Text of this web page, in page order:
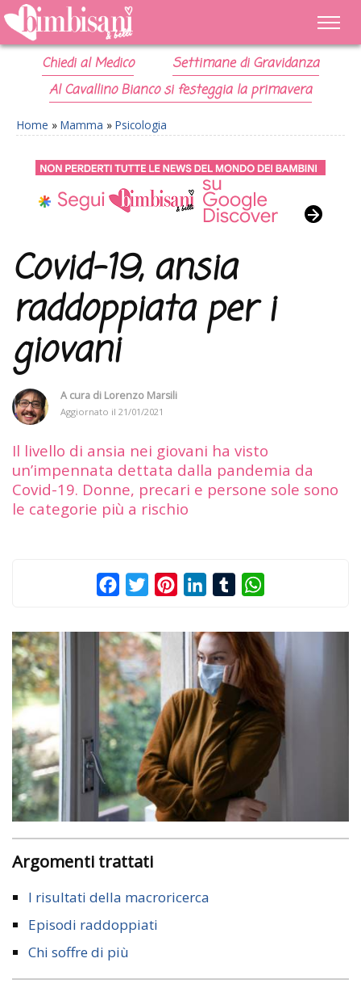
Chiedi al Medico
Settimane di Gravidanza
Al Cavallino Bianco si festeggia la primavera
Home » Mamma » Psicologia
Covid-19, ansia
raddoppiata per i
giovani
A cura di Lorenzo Marsili
Aggiornato il 21/01/2021
Il livello di ansia nei giovani ha visto
un’impennata dettata dalla pandemia da
Covid-19. Donne, precari e persone sole sono
le categorie più a rischio
FacebookTwitterPinterestLinkedInTumblr
Argomenti trattati
I risultati della macroricerca
Episodi raddoppiati
Chi soffre di più